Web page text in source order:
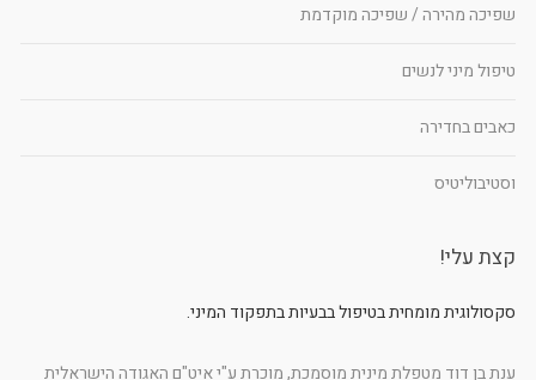
שפיכה מהירה / שפיכה מוקדמת
טיפול מיני לנשים
כאבים בחדירה
וסטיבוליטיס
קצת עלי!
סקסולוגית מומחית בטיפול בבעיות בתפקוד המיני.
ענת בן דוד מטפלת מינית מוסמכת, מוכרת ע"י איט"ם האגודה הישראלית